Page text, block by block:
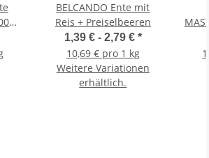
BELCANDO Ente mit
Reis + Preiselbeeren
1,39 € - 2,79 € *
10,69 € pro 1 kg
Weitere Variationen
erhältlich.